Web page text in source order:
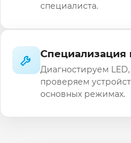
специалиста.
Специализация
Диагностируем
проверяем
основных режимах.